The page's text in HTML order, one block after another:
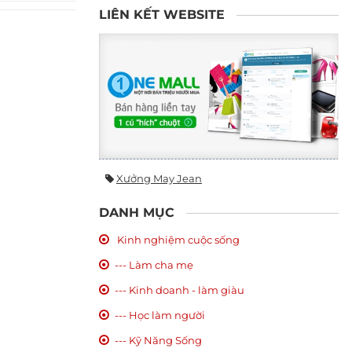
LIÊN KẾT WEBSITE
Xưởng May Jean
DANH MỤC
Kinh nghiệm cuộc sống
--- Làm cha mẹ
--- Kinh doanh - làm giàu
--- Học làm người
--- Kỹ Năng Sống